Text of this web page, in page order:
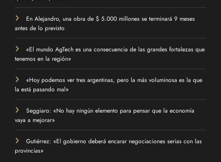
En Alejandro, una obra de $ 5.000 millones se terminará 9 meses
antes de lo previsto
«El mundo AgTech es una consecuencia de las grandes fortalezas que
tenemos en la región»
«Hoy podemos ver tres argentinas, pero la más voluminosa es la que
la está pasando mal»
Seggiaro: «No hay ningún elemento para pensar que la economía
vaya a mejorar»
Gutiérrez: «El gobierno deberá encarar negociaciones serias con las
provincias»